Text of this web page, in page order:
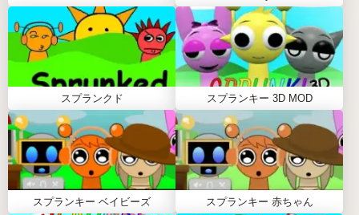
戦できる中級編。
フェーズ7-10
特別な効果付きのマスター向け暗黒コンポジショ
ン。
スプランキー・パラサイト（SPRUNKI
PARASITE）のキャラクター
オレンジ（Oren）: 電子的な寄生ビートがクセに
なる。
スプランクド スプランキー 3D MOD
スプランキー ベイビーズ スプランキー 赤ちゃん